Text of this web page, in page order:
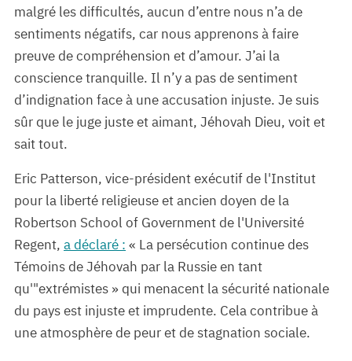
malgré les difficultés, aucun d’entre nous n’a de
sentiments négatifs, car nous apprenons à faire
preuve de compréhension et d’amour. J’ai la
conscience tranquille. Il n’y a pas de sentiment
d’indignation face à une accusation injuste. Je suis
sûr que le juge juste et aimant, Jéhovah Dieu, voit et
sait tout.
Eric Patterson, vice-président exécutif de l'Institut
pour la liberté religieuse et ancien doyen de la
Robertson School of Government de l'Université
Regent, a déclaré : « La persécution continue des
Témoins de Jéhovah par la Russie en tant
qu'"extrémistes » qui menacent la sécurité nationale
du pays est injuste et imprudente. Cela contribue à
une atmosphère de peur et de stagnation sociale.